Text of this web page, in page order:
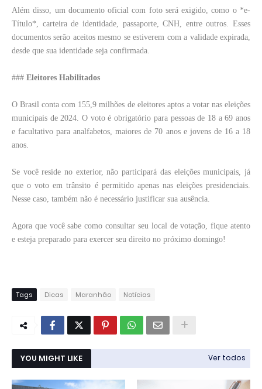
Além disso, um documento oficial com foto será exigido, como o *e-
Título*, carteira de identidade, passaporte, CNH, entre outros. Esses
documentos serão aceitos mesmo se estiverem com a validade expirada,
desde que sua identidade seja confirmada.
### Eleitores Habilitados
O Brasil conta com 155,9 milhões de eleitores aptos a votar nas eleições
municipais de 2024. O voto é obrigatório para pessoas de 18 a 69 anos
e facultativo para analfabetos, maiores de 70 anos e jovens de 16 a 18
anos.
Se você reside no exterior, não participará das eleições municipais, já
que o voto em trânsito é permitido apenas nas eleições presidenciais.
Nesse caso, também não é necessário justificar sua ausência.
Agora que você sabe como consultar seu local de votação, fique atento
e esteja preparado para exercer seu direito no próximo domingo!
Tags Dicas Maranhão Notícias
YOU MIGHT LIKE Ver todos